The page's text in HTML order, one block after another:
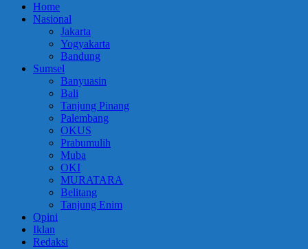
Home
Nasional
Jakarta
Yogyakarta
Bandung
Sumsel
Banyuasin
Bali
Tanjung Pinang
Palembang
OKUS
Prabumulih
Muba
OKI
MURATARA
Belitang
Tanjung Enim
Opini
Iklan
Redaksi